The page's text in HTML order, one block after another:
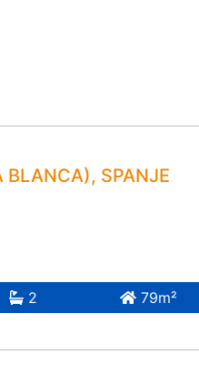
BLANCA), SPANJE
2 79m²